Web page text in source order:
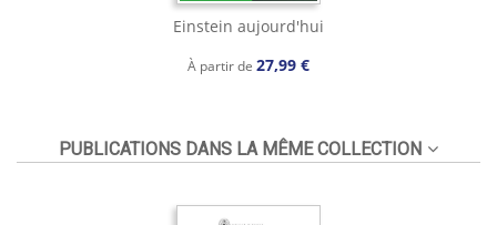
Einstein aujourd'hui
À partir de 27,99 €
PUBLICATIONS DANS LA MÊME COLLECTION